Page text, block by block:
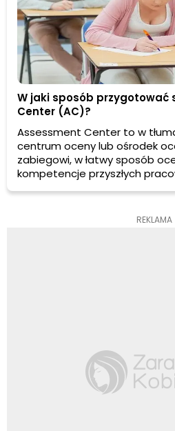
W jaki sposób przygotować
Center (AC)?
Assessment Center to w
centrum oceny lub ośrodek
zabiegowi, w łatwy sposób
kompetencje przyszłych
procesie Assessment Center
sprawdzającym ich wiedzę i
REKLAMA